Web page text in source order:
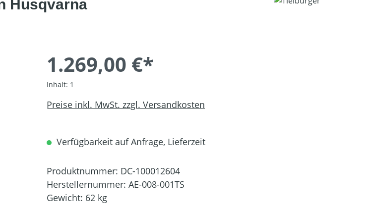
Husqvarna
1.269,00 €*
Inhalt: 1
Preise inkl. MwSt. zzgl. Versandkosten
Verfügbarkeit auf Anfrage, Lieferzeit
Produktnummer: DC-100012604
Herstellernummer: AE-008-001TS
Gewicht: 62 kg